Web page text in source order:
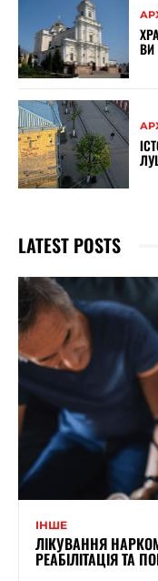
ВИ
LATEST POSTS
ІНШЕ
ЛІКУВАННЯ
РЕАБІЛІТАЦІЯ ТА